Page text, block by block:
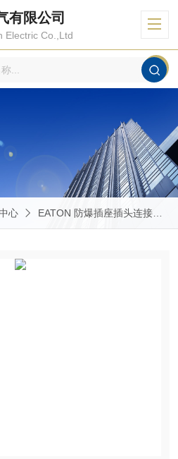
有限公司
Electric Co.,Ltd
心 EATON 防爆插座插头连接器